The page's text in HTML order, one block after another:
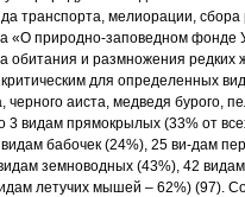
транспорта, мелиорации, сбора
«О природно-заповедном фонде
обитания и размножения редких
критическим для определенных
черного аиста,медведя бурого,
3 видампрямокрылых (33% от
бабочек (24%), 25 ви-дам
земноводных (43%), 42
летучих мышей – 62%) (97).